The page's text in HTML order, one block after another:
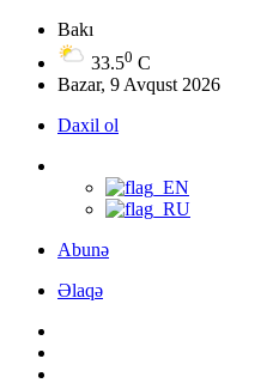
Bakı
33.50 C
Bazar, 9 Avqust 2026
Daxil ol
Abunə
Əlaqə